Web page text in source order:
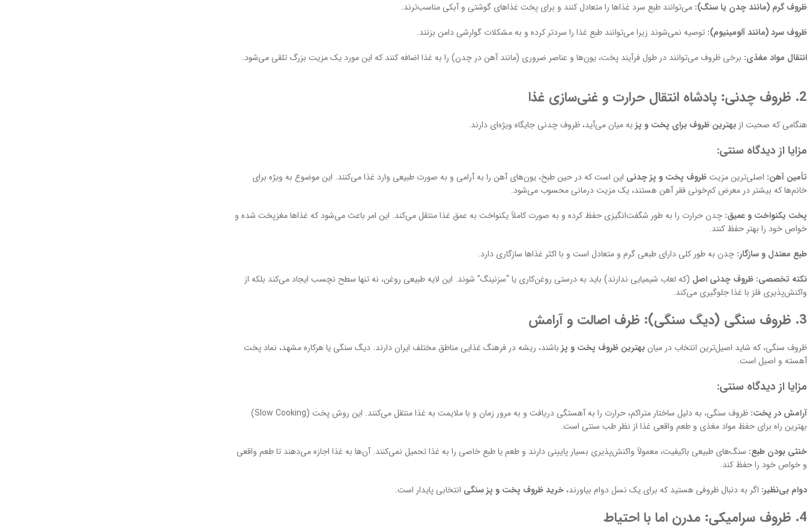
ظروف گرم (مانند چدن یا سنگ): می‌توانند طبع سرد غذاها را متعادل کنند و برای پخت غذاهای گوشتی و آبکی مناسب‌ترند.
ظروف سرد (مانند آلومینیوم): توصیه نمی‌شوند زیرا می‌توانند طبع غذا را سردتر کرده و به مشکلات گوارشی دامن بزنند.
انتقال مواد مغذی: برخی ظروف می‌توانند در طول فرآیند پخت، یون‌ها و عناصر ضروری (مانند آهن در چدن) را به غذا اضافه کنند که این مورد یک مزیت بزرگ تلقی می‌شود.
2. ظروف چدنی: پادشاه انتقال حرارت و غنی‌سازی غذا
هنگامی که صحبت ازبهترین ظروف برای پخت و پزبه میان می‌آید، ظروف چدنی جایگاه ویژه‌ای دارند.
مزایا از دیدگاه سنتی:
تأمین آهن: اصلی‌ترین مزیتظروف پخت و پز چدنی این است که در حین طبخ، یون‌های آهن را به آرامی و به صورت طبیعی وارد غذا می‌کنند. این موضوع به ویژه برای
خانم‌ها که بیشتر در معرض کم‌خونی فقر آهن هستند، یک مزیت درمانی محسوب می‌شود.
پخت یکنواخت و عمیق: چدن حرارت را به طور شگفت‌انگیزی حفظ کرده و به صورت کاملاً یکنواخت به عمق غذا منتقل می‌کند. این امر باعث می‌شود که غذاها مغزپخت شده و
خواص خود را بهتر حفظ کنند.
طبع معتدل و سازگار: چدن به طور کلی دارای طبعی گرم و متعادل است و با اکثر غذاها سازگاری دارد.
نکته تخصصی: ظروف چدنی اصل (که لعاب شیمیایی ندارند) باید به درستی روغن‌کاری یا “سزنینگ” شوند. این لایه طبیعی روغن، نه تنها سطح نچسب ایجاد می‌کند بلکه از
واکنش‌پذیری فلز با غذا جلوگیری می‌کند.
3. ظروف سنگی (دیگ سنگی): ظرف اصالت و آرامش
ظروف سنگی، که شاید اصیل‌ترین انتخاب در میانبهترین ظروف پخت و پزباشند، ریشه در فرهنگ غذایی مناطق مختلف ایران دارند. دیگ سنگی یا هرکاره مشهد، نماد پخت
آهسته و اصیل است.
مزایا از دیدگاه سنتی:
آرامش در پخت:
ظروف سنگی، به دلیل ساختار متراکم، حرارت را به آهستگی دریافت و به مرور زمان و با ملایمت به غذا منتقل می‌کنند. این روش پخت (Slow Cooking)
بهترین راه برای حفظ مواد مغذی و طعم واقعی غذا از نظر طب سنتی است.
خنثی بودن طبع: سنگ‌های طبیعی باکیفیت، معمولاً واکنش‌پذیری بسیار پایینی دارند و طعم یا طبع خاصی را به غذا تحمیل نمی‌کنند. آن‌ها به غذا اجازه می‌دهند تا طعم واقعی
و خواص خود را حفظ کند.
دوام بی‌نظیر: اگر به دنبال ظروفی هستید که برای یک نسل دوام بیاورند، خرید ظروف پخت و پز سنگی انتخابی پایدار است.
4. ظروف سرامیکی: مدرن اما با احتیاط